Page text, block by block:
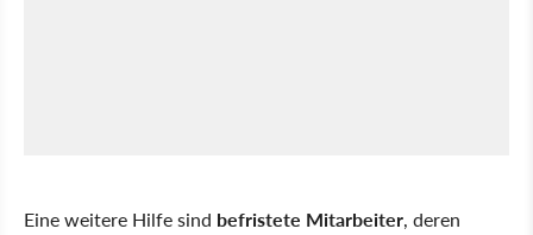
Eine weitere Hilfe sind befristete Mitarbeiter, deren